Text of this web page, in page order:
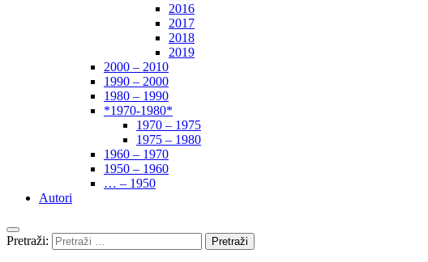
2016
2017
2018
2019
2000 – 2010
1990 – 2000
1980 – 1990
*1970-1980*
1970 – 1975
1975 – 1980
1960 – 1970
1950 – 1960
… – 1950
Autori
Pretraži: